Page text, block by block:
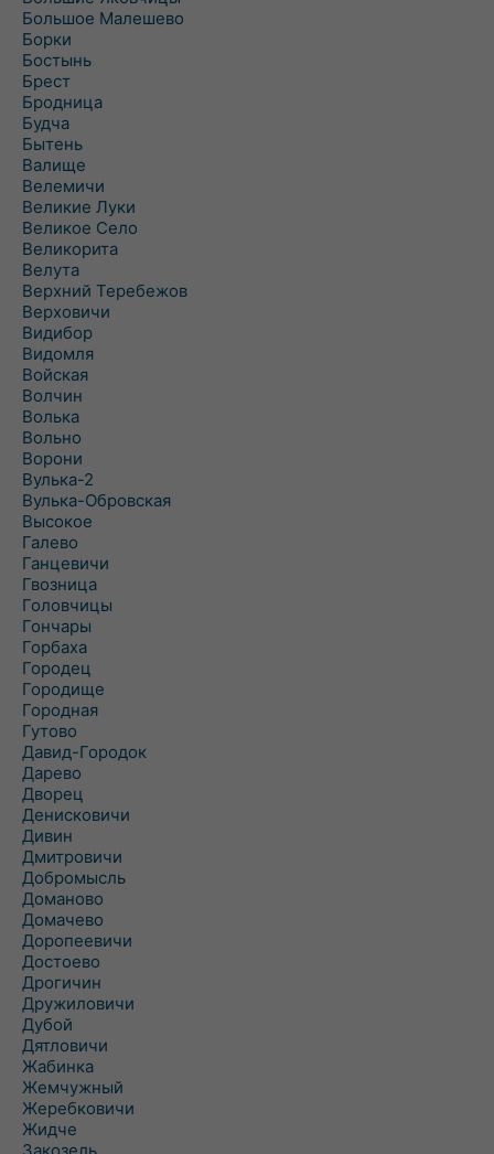
Большое Малешево
Борки
Бостынь
Брест
Бродница
Будча
Бытень
Валище
Велемичи
Великие Луки
Великое Село
Великорита
Велута
Верхний Теребежов
Верховичи
Видибор
Видомля
Войская
Волчин
Волька
Вольно
Ворони
Вулька-2
Вулька-Обровская
Высокое
Галево
Ганцевичи
Гвозница
Головчицы
Гончары
Горбаха
Городец
Городище
Городная
Гутово
Давид-Городок
Дарево
Дворец
Денисковичи
Дивин
Дмитровичи
Добромысль
Доманово
Домачево
Доропеевичи
Достоево
Дрогичин
Дружиловичи
Дубой
Дятловичи
Жабинка
Жемчужный
Жеребковичи
Жидче